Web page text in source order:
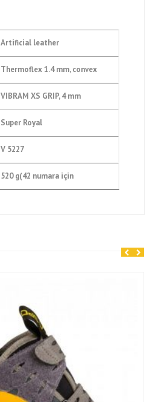
Artificial leather
Thermoflex 1.4 mm, convex
VIBRAM XS GRIP, 4 mm
Super Royal
V 5227
520 g(42 numara için